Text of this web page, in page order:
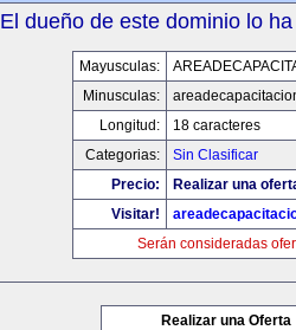
El dueño de este dominio lo
Mayusculas:
Minusculas:
Longitud:
18 caracteres
Categorias:
Sin Clasificar
Precio:
Realizar una
Visitar!
Serán consideradas
Realizar una Oferta